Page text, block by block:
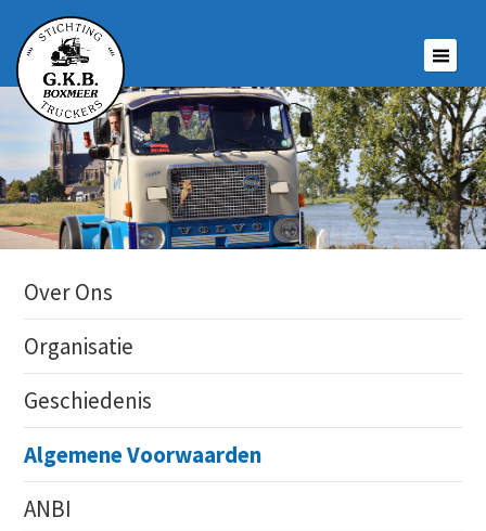
Over Ons
Organisatie
Geschiedenis
Algemene Voorwaarden
ANBI